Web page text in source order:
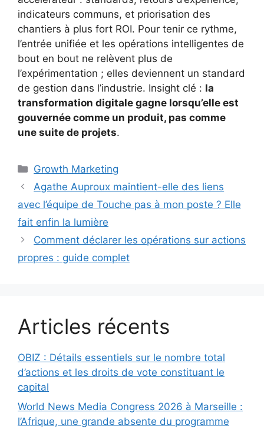
indicateurs communs, et priorisation des
chantiers à plus fort ROI. Pour tenir ce rythme,
l’entrée unifiée et les opérations intelligentes de
bout en bout ne relèvent plus de
l’expérimentation ; elles deviennent un standard
de gestion dans l’industrie. Insight clé : la
transformation digitale gagne lorsqu’elle est
gouvernée comme un produit, pas comme
une suite de projets.
Catégories
Growth Marketing
Agathe Auproux maintient-elle des liens
avec l’équipe de Touche pas à mon poste ? Elle
fait enfin la lumière
Comment déclarer les opérations sur actions
propres : guide complet
Articles récents
OBIZ : Détails essentiels sur le nombre total
d’actions et les droits de vote constituant le
capital
World News Media Congress 2026 à Marseille :
l’Afrique, une grande absente du programme